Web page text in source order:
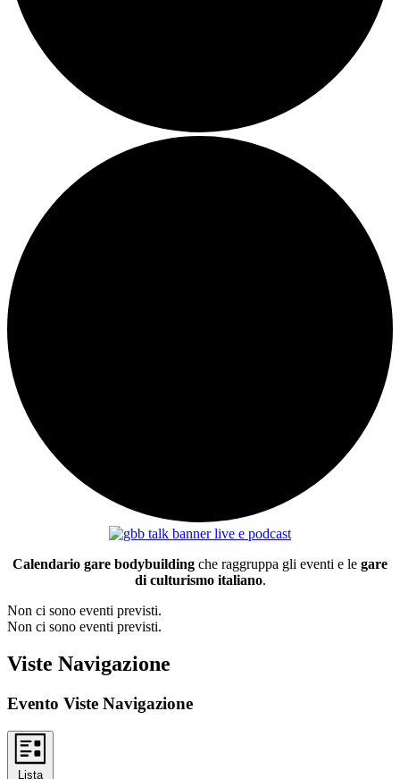
Calendario gare bodybuilding che raggruppa gli eventi e le gare
di culturismo italiano.
Non ci sono eventi previsti.
Non ci sono eventi previsti.
Viste Navigazione
Evento Viste Navigazione
Lista